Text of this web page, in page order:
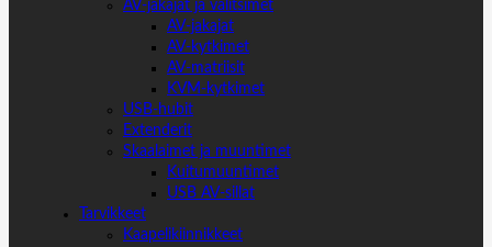
AV-jakajat ja valitsimet
AV-jakajat
AV-kytkimet
AV-matriisit
KVM-kytkimet
USB-hubit
Extenderit
Skaalaimet ja muuntimet
Kuitumuuntimet
USB AV-sillat
Tarvikkeet
Kaapelikiinnikkeet